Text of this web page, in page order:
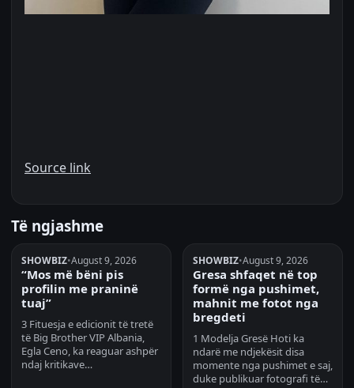
Source link
Të ngjashme
SHOWBIZ•August 9, 2026
“Mos më bëni pis
profilin me praninë
tuaj”
3 Fituesja e edicionit të tretë
të Big Brother VIP Albania,
Egla Ceno, ka reaguar ashpër
ndaj kritikave…
SHOWBIZ•August 9, 2026
Gresa shfaqet në top
formë nga pushimet,
mahnit me fotot nga
bregdeti
1 Modelja Gresë Hoti ka
ndarë me ndjekësit disa
momente nga pushimet e saj,
duke publikuar fotografi të…